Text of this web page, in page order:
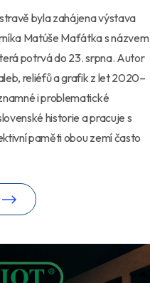
byla zahájena výstava
Matúše Maťátka s názvem
potrvá do 23. srpna. Autor
reliéfů a grafik z let 2020–
i problematické
historie a pracuje s
paměti obou zemí často